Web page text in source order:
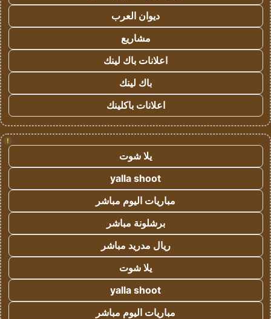
ديوان العرب
مشاريع
اعلانات باك لينك
باك لينك
اعلانات باكلينك
!
يلا شوت
yalla shoot
مباريات اليوم مباشر
برشلونة مباشر
ريال مدريد مباشر
يلا شوت
yalla shoot
مباريات اليوم مباشر